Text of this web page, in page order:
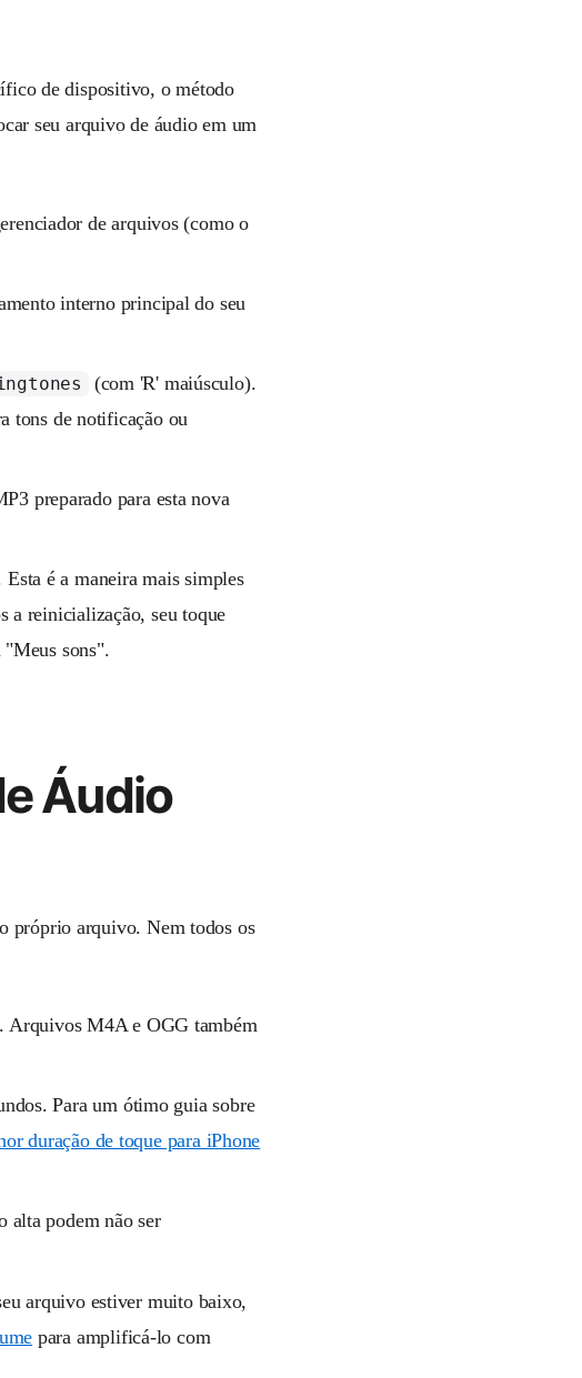
de dispositivo, o método
seu arquivo de áudio em um
de arquivos (como o
interno principal do seu
(com 'R' maiúsculo).
tons de notificação ou
preparado para esta nova
é a maneira mais simples
a reinicialização, seu toque
"Meus sons".
Áudio
próprio arquivo. Nem todos os
Arquivos M4A e OGG também
Para um ótimo guia sobre
duração de toque para iPhone
alta podem não ser
arquivo estiver muito baixo,
para amplificá-lo com